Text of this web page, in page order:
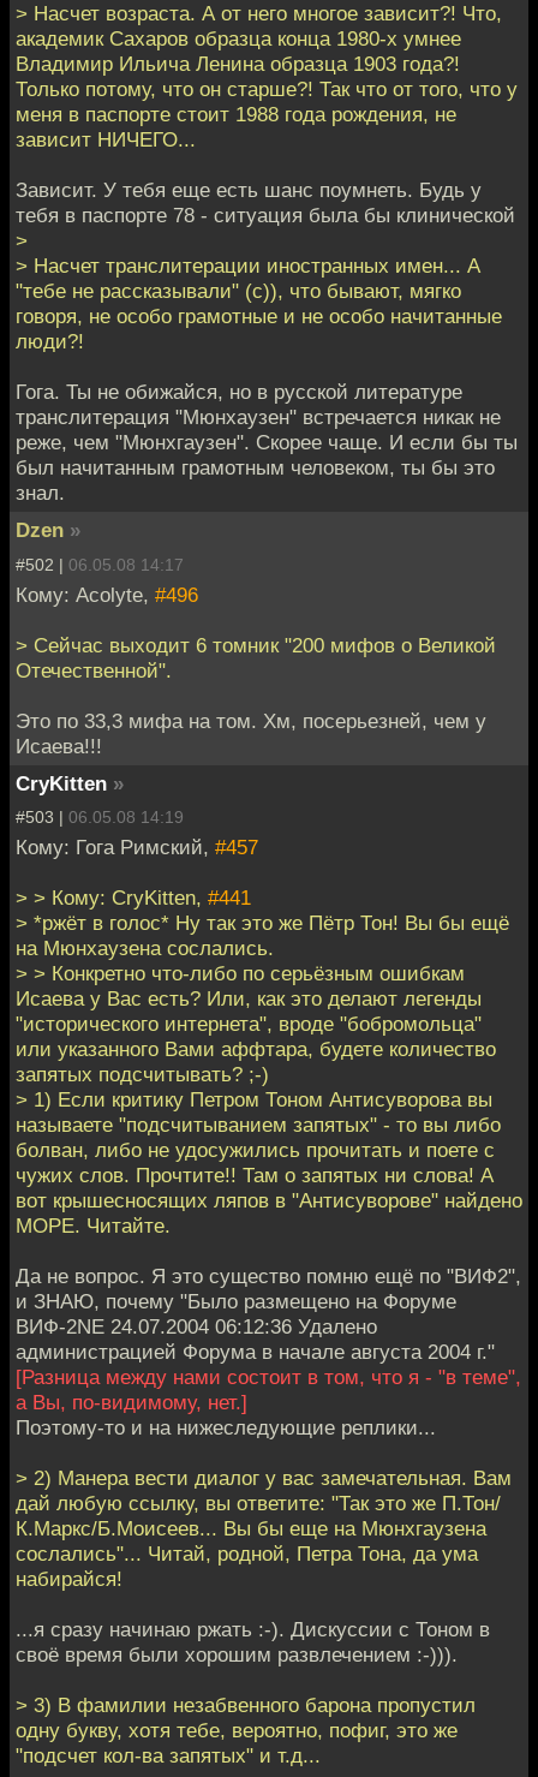
> Насчет возраста. А от него многое зависит?! Что,
академик Сахаров образца конца 1980-х умнее
Владимир Ильича Ленина образца 1903 года?!
Только потому, что он старше?! Так что от того, что у
меня в паспорте стоит 1988 года рождения, не
зависит НИЧЕГО...
Зависит. У тебя еще есть шанс поумнеть. Будь у
тебя в паспорте 78 - ситуация была бы клинической
>
> Насчет транслитерации иностранных имен... А
"тебе не рассказывали" (с)), что бывают, мягко
говоря, не особо грамотные и не особо начитанные
люди?!
Гога. Ты не обижайся, но в русской литературе
транслитерация "Мюнхаузен" встречается никак не
реже, чем "Мюнхгаузен". Скорее чаще. И если бы ты
был начитанным грамотным человеком, ты бы это
знал.
Dzen »
#502 | 06.05.08 14:17
Кому: Acolyte, #496
> Сейчас выходит 6 томник "200 мифов о Великой
Отечественной".
Это по 33,3 мифа на том. Хм, посерьезней, чем у
Исаева!!!
CryKitten »
#503 | 06.05.08 14:19
Кому: Гога Римский, #457
> > Кому: CryKitten, #441
> *ржёт в голос* Ну так это же Пётр Тон! Вы бы ещё
на Мюнхаузена сослались.
> > Конкретно что-либо по серьёзным ошибкам
Исаева у Вас есть? Или, как это делают легенды
"исторического интернета", вроде "бобромольца"
или указанного Вами аффтара, будете количество
запятых подсчитывать? ;-)
> 1) Если критику Петром Тоном Антисуворова вы
называете "подсчитыванием запятых" - то вы либо
болван, либо не удосужились прочитать и поете с
чужих слов. Прочтите!! Там о запятых ни слова! А
вот крышесносящих ляпов в "Антисуворове" найдено
МОРЕ. Читайте.
Да не вопрос. Я это существо помню ещё по "ВИФ2",
и ЗНАЮ, почему "Было размещено на Форуме
ВИФ-2NE 24.07.2004 06:12:36 Удалено
администрацией Форума в начале августа 2004 г."
[Разница между нами состоит в том, что я - "в теме",
а Вы, по-видимому, нет.]
Поэтому-то и на нижеследующие реплики...
> 2) Манера вести диалог у вас замечательная. Вам
дай любую ссылку, вы ответите: "Так это же П.Тон/
К.Маркс/Б.Моисеев... Вы бы еще на Мюнхгаузена
сослались"... Читай, родной, Петра Тона, да ума
набирайся!
...я сразу начинаю ржать :-). Дискуссии с Тоном в
своё время были хорошим развлечением :-))).
> 3) В фамилии незабвенного барона пропустил
одну букву, хотя тебе, вероятно, пофиг, это же
"подсчет кол-ва запятых" и т.д...